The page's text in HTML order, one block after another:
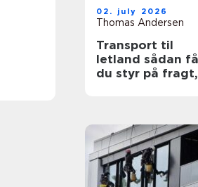
02. july 2026
Thomas Andersen
Transport til
letland sådan får
du styr på fragt,